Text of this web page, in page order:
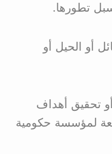
تطورها.
أو الحيل أو
تحقيق أهداف
لمؤسسة حكومية